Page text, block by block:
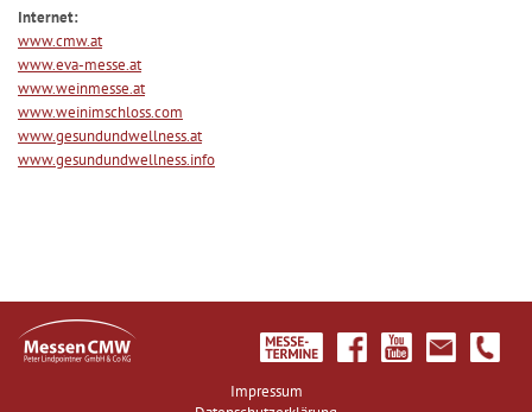
Internet:
www.cmw.at
www.eva-messe.at
www.weinmesse.at
www.weinimschloss.com
www.gesundundwellness.at
www.gesundundwellness.info
Impressum